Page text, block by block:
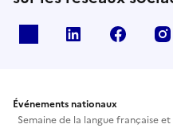
Linkedin
Événements nationaux
Semaine de la langue française